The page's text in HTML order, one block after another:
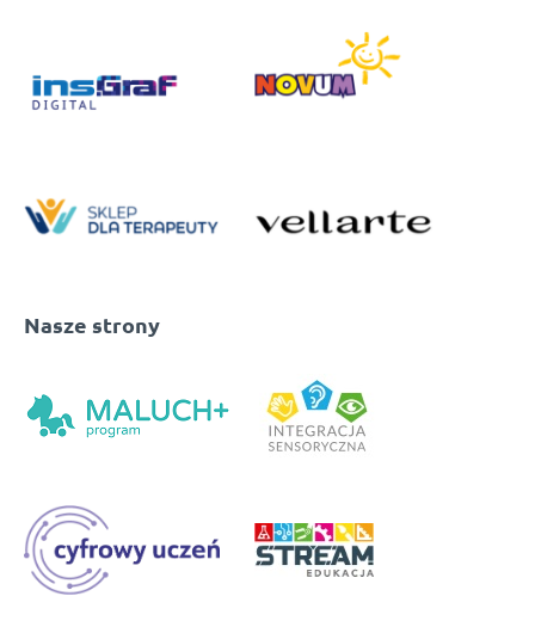
Nasze strony